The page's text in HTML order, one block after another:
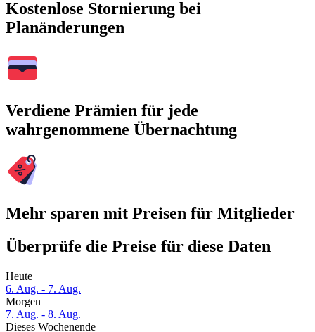
Kostenlose Stornierung bei
Planänderungen
Verdiene Prämien für jede
wahrgenommene Übernachtung
Mehr sparen mit Preisen für Mitglieder
Überprüfe die Preise für diese Daten
Heute
6. Aug. - 7. Aug.
Morgen
7. Aug. - 8. Aug.
Dieses Wochenende